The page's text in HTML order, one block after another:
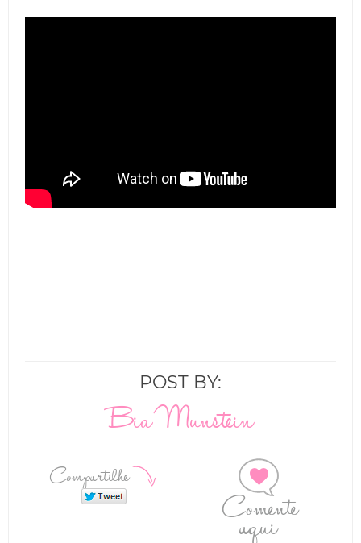
POST BY:
Bia Munstein
Compartilhe
Comente
aqui